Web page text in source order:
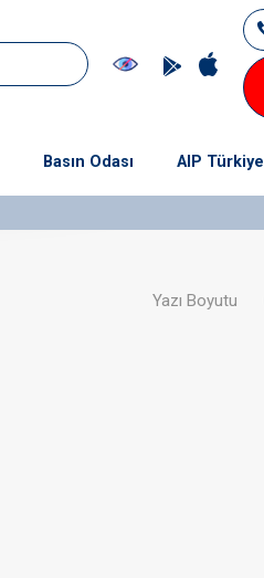
Basın Odası AIP Türkiye
Yazı Boyutu